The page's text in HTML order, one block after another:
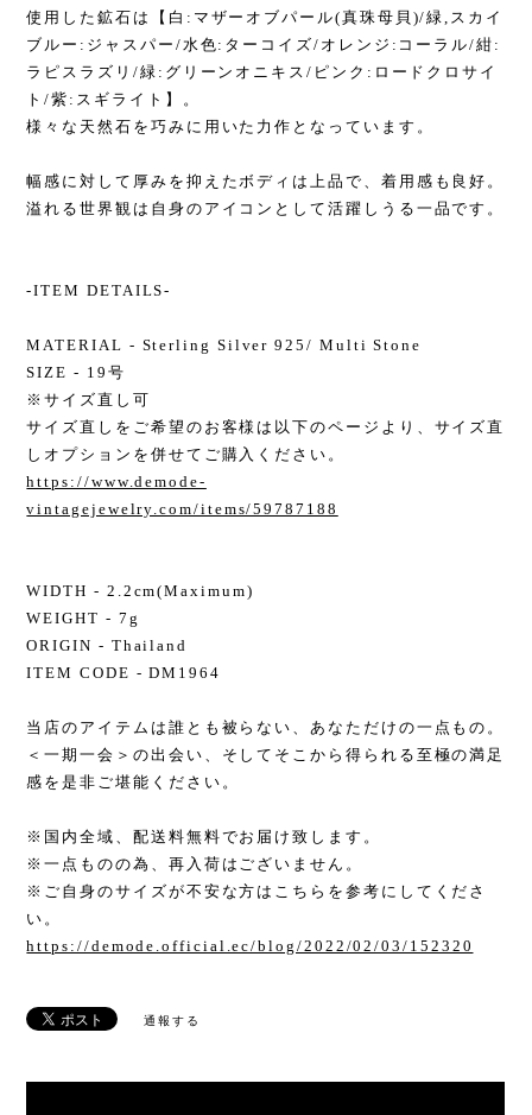
使用した鉱石は【白:マザーオブパール(真珠母貝)/緑,スカイ
ブルー:ジャスパー/水色:ターコイズ/オレンジ:コーラル/紺:
ラピスラズリ/緑:グリーンオニキス/ピンク:ロードクロサイ
ト/紫:スギライト】。
様々な天然石を巧みに用いた力作となっています。
幅感に対して厚みを抑えたボディは上品で、着用感も良好。
溢れる世界観は自身のアイコンとして活躍しうる一品です。
-ITEM DETAILS-
MATERIAL - Sterling Silver 925/ Multi Stone
SIZE - 19号
※サイズ直し可
サイズ直しをご希望のお客様は以下のページより、サイズ直
しオプションを併せてご購入ください。
https://www.demode-
vintagejewelry.com/items/59787188
WIDTH - 2.2cm(Maximum)
WEIGHT - 7g
ORIGIN - Thailand
ITEM CODE - DM1964
当店のアイテムは誰とも被らない、あなただけの一点もの。
＜一期一会＞の出会い、そしてそこから得られる至極の満足
感を是非ご堪能ください。
※国内全域、配送料無料でお届け致します。
※一点ものの為、再入荷はございません。
※ご自身のサイズが不安な方はこちらを参考にしてくださ
い。
https://demode.official.ec/blog/2022/02/03/152320
通報する